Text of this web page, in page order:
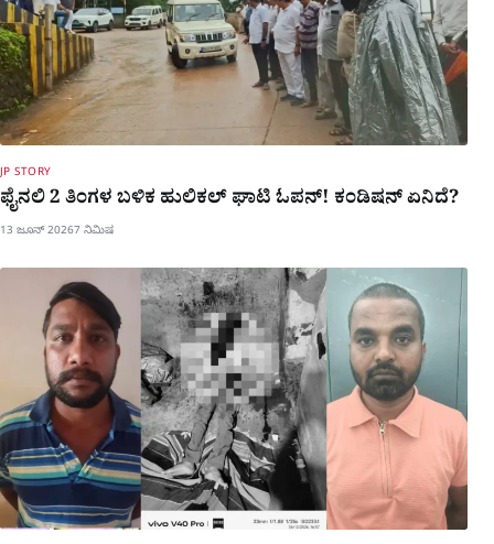
JP STORY
ಫೈನಲಿ 2 ತಿಂಗಳ ಬಳಿಕ ಹುಲಿಕಲ್ ಘಾಟಿ ಓಪನ್! ಕಂಡಿಷನ್ ಏನಿದೆ?
13 ಜೂನ್ 20267 ನಿಮಿಷ